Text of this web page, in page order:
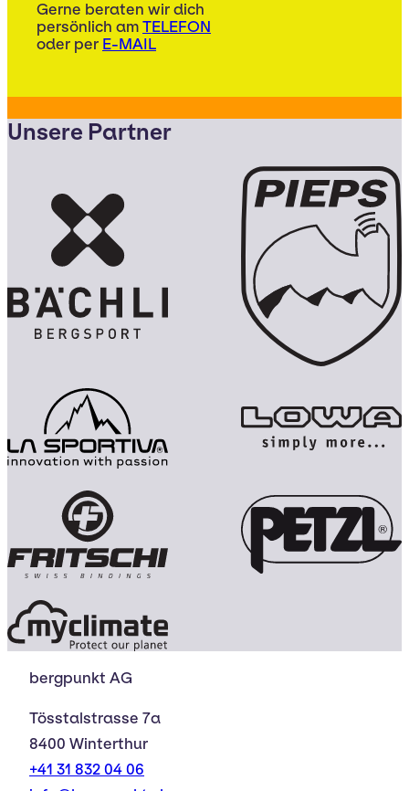
Gerne beraten wir dich
persönlich am TELEFON
oder per E-MAIL
Unsere Partner
bergpunkt AG
Tösstalstrasse 7a
8400 Winterthur
+41 31 832 04 06